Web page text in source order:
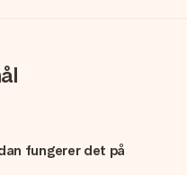
fungerer det på